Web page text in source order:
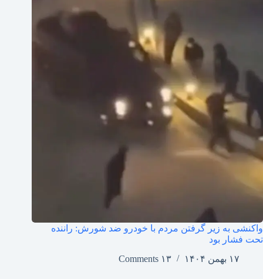
واکنشی به زیر گرفتن مردم با خودرو ضد شورش: راننده
تحت فشار بود
۱۷ بهمن ۱۴۰۴
۱۳ Comments